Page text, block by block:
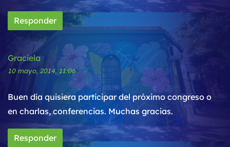
Responder
Graciela
10 mayo, 2014, 11:06
Buen día quisiera participar del próximo congreso o
en charlas, conferencias. Muchas gracias.
Responder